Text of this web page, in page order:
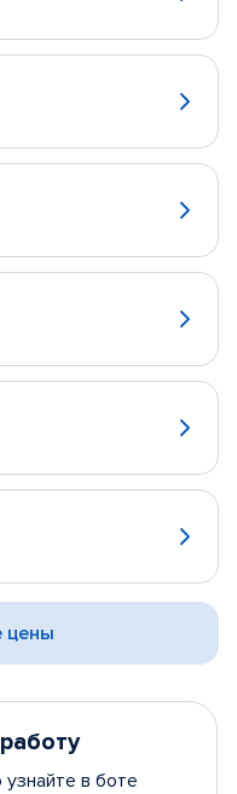
цены
в боте